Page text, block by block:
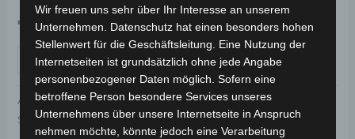
79,00€ *
IN DEN WARENKORB
Artikelnummer:3M301-6002A-C4 Kategorie:VS2
Schlagwort:Karosserie & Verkleidung
Wir freuen uns sehr über Ihr Interesse an unserem
Unternehmen. Datenschutz hat einen besonders hohen
Stellenwert für die Geschäftsleitung. Eine Nutzung der
Internetseiten ist grundsätzlich ohne jede Angabe
personenbezogener Daten möglich. Sofern eine
betroffene Person besondere Services unseres
Unternehmens über unsere Internetseite in Anspruch
nehmen möchte, könnte jedoch eine Verarbeitung